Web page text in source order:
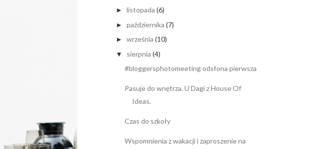
► listopada (6)
► października (7)
► września (10)
▼ sierpnia (4)
#bloggersphotomeeting odsłona pierwsza
Pasuje do wnętrza. U Dagi z House Of
Ideas.
Czas do szkoły
Wspomnienia z wakacji i zaproszenie na